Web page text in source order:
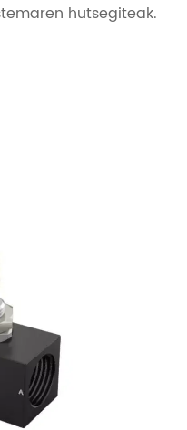
hutsegiteak.